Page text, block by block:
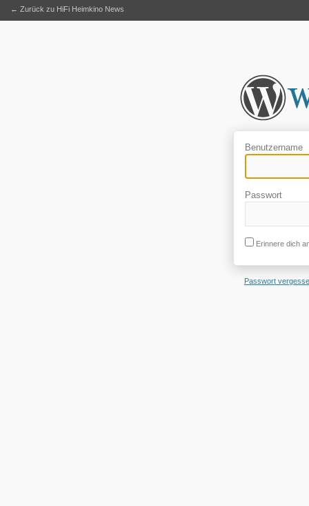
Benutzername
Passwort
Erinnere dich
Passwort
← Zurück zu HiFi Heimkino News